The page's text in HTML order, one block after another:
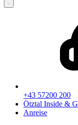
+43 57200 200
Ötztal Inside &
Anreise